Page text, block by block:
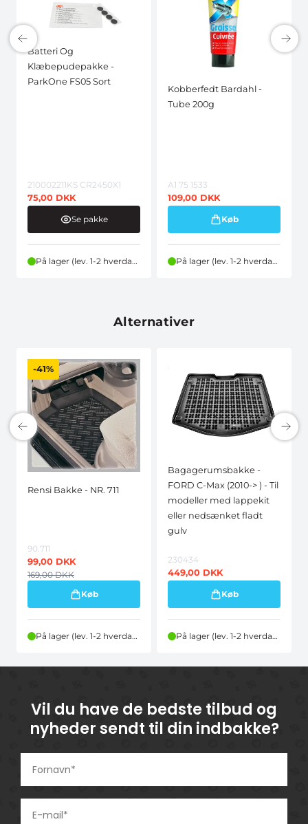
Batteri Og
Klæbepudepakke -
ParkOne FS05 Sort
210002211KS CR2450X1
75,00 DKK
Se pakke
På lager (lev. 1-2 hverdage)
Kobberfedt Bardahl -
Tube 200g
A1 75 1533
109,00 DKK
Køb
På lager (lev. 1-2 hverdage)
Alternativer
-41%
Rensi Bakke - NR. 711
90.711
99,00 DKK
169,00DKK
Køb
På lager (lev. 1-2 hverdage)
Bagagerumsbakke -
FORD C-Max (2010-> ) - Til
modeller med lappekit
eller nedsænket fladt
gulv
230434
449,00 DKK
Køb
På lager (lev. 1-2 hverdage)
Vil du have de bedste tilbud og
nyheder sendt til din indbakke?